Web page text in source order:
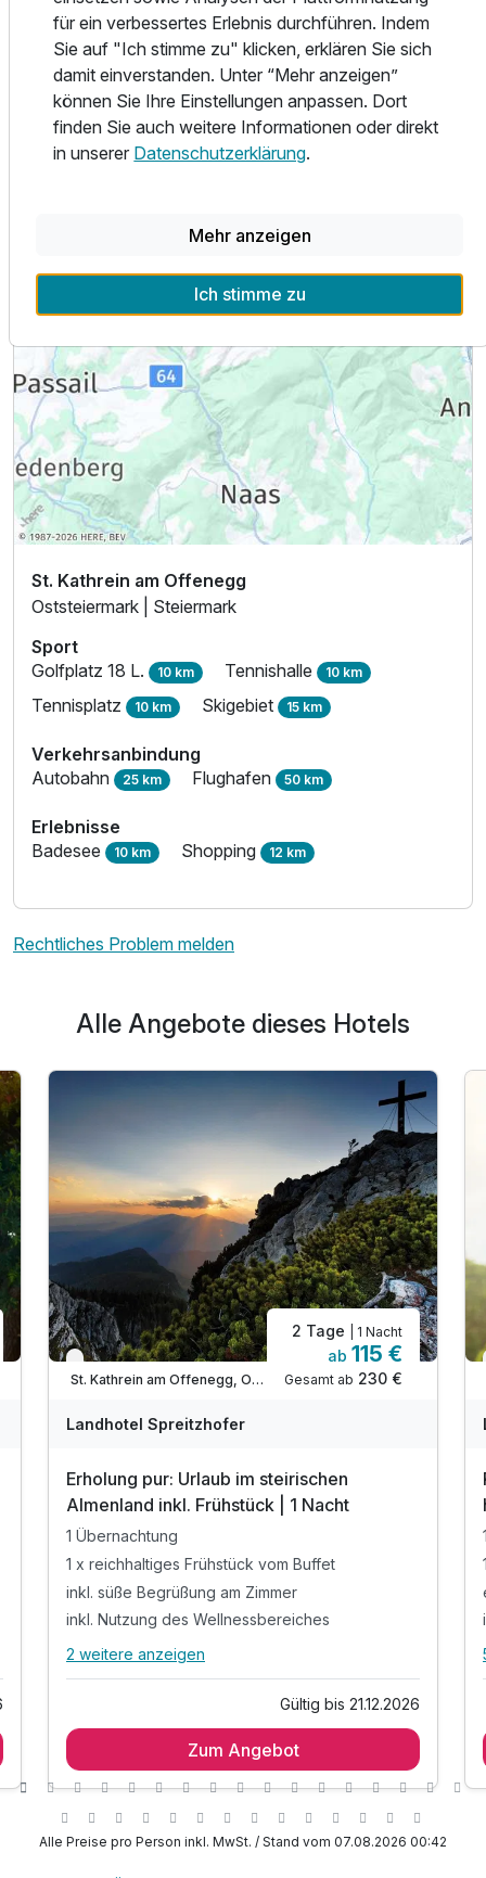
Für 3 Tage p.P. ab240,00 €
Doppelzimmer Panorama
2 Erwachsene und 2 Kinder
Für 3 Tage
Lage & Umgebung
St. Kathrein am Offenegg
Oststeiermark | Steiermark
Sport
Golfplatz 18 L. 10 km Tennishalle 10 km
Tennisplatz 10 km Skigebiet 15 km
Verkehrsanbindung
Autobahn 25 km Flughafen 50 km
Erlebnisse
Badesee 10 km Shopping 12 km
Rechtliches Problem melden
Alle Angebote dieses Hotels
Verfügbar bis Dezember
St. Kathrein am Offenegg, Oststeiermark
2 Tage | 1 Nacht
ab 115 €
Gesamt ab 230 €
Landhotel Spreitzhofer
Erholung pur: Urlaub im steirischen
Almenland inkl. Frühstück | 1 Nacht
1 Übernachtung
1 x reichhaltiges Frühstück vom Buffet
inkl. süße Begrüßung am Zimmer
inkl. Nutzung des Wellnessbereiches
Alle Inklusivleistungen
1 x reichhaltiges Frühstück vom Buffet
inkl. süße Begrüßung am Zimmer
inkl. kuschliger Bademantel für den Aufenthalt
2 weitere anzeigen
Gültig bis 21.12.2026
Zum Angebot
Alle Preise pro Person inkl. MwSt. / Stand vom 07.08.2026 00:42
für ein verbessertes Erlebnis durchführen. Indem
Sie auf "Ich stimme zu" klicken, erklären Sie sich
damit einverstanden. Unter “Mehr anzeigen”
können Sie Ihre Einstellungen anpassen. Dort
finden Sie auch weitere Informationen oder direkt
in unserer Datenschutzerklärung.
Mehr anzeigen
Ich stimme zu